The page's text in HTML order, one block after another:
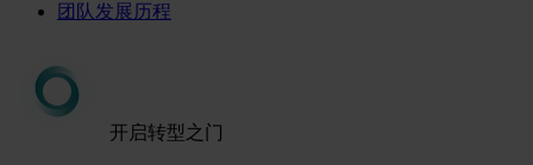
团队发展历程
开启转型之门